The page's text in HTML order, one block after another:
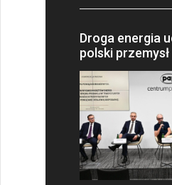
Droga energia
polski przemysł